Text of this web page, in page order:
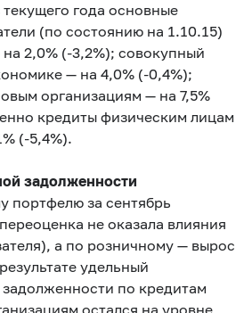
текущего года основные
(по состоянию на 1.10.15)
2,0% (-3,2%); совокупный
— на 4,0% (-0,4%);
организациям — на 7,5%
кредиты физическим лицам
(‑5,4%).
задолженности
портфелю за сентябрь
переоценка не оказала влияния
), а по розничному — вырос
удельный
по кредитам
остался на уровне